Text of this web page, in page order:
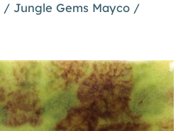
/ Jungle Gems Mayco /